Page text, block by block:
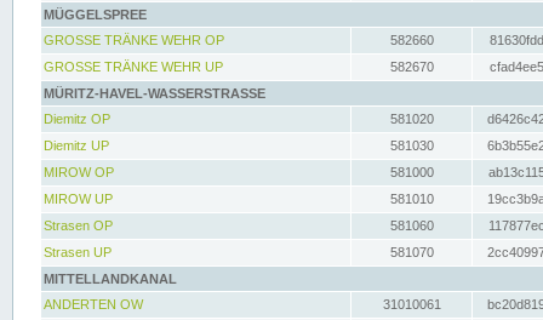
MÜGGELSPREE
GROSSE TRÄNKE WEHR OP
582660
GROSSE TRÄNKE WEHR UP
582670
MÜRITZ-HAVEL-WASSERSTRASSE
Diemitz OP
581020
Diemitz UP
581030
MIROW OP
581000
MIROW UP
581010
Strasen OP
581060
Strasen UP
581070
MITTELLANDKANAL
ANDERTEN OW
31010061